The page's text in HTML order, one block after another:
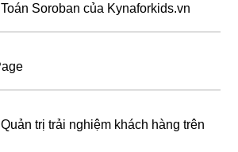
Soroban của Kynaforkids.vn
trị trải nghiệm khách hàng trên